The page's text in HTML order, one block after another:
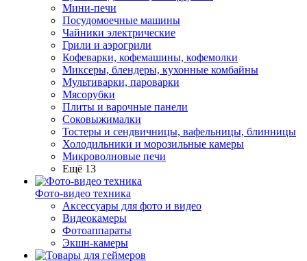
Мини-печи
Посудомоечные машины
Чайники электрические
Грили и аэрогрили
Кофеварки, кофемашины, кофемолки
Миксеры, блендеры, кухонные комбайны
Мультиварки, пароварки
Мясорубки
Плиты и варочные панели
Соковыжималки
Тостеры и сендвичницы, вафельницы, блинницы
Холодильники и морозильные камеры
Микроволновые печи
Ещё 13
Фото-видео техника
Аксессуары для фото и видео
Видеокамеры
Фотоаппараты
Экшн-камеры